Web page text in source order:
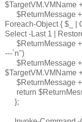
$TargetVM.VMName
$ReturnMessage
Foreach-Object { $_ |
Select -Last 1 |
$ReturnMessage
---`n")
$ReturnMessage
$TargetVM.VMName
$ReturnMessage
return
};